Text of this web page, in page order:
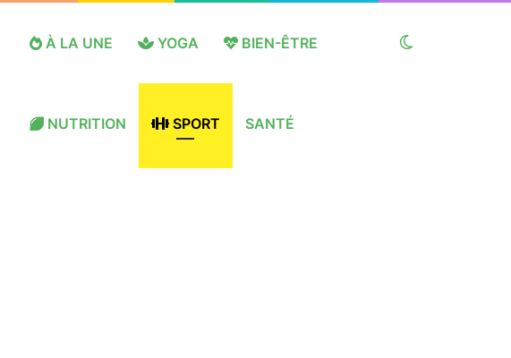
À LA UNE YOGA BIEN-ÊTRE
NUTRITION SPORT SANTÉ